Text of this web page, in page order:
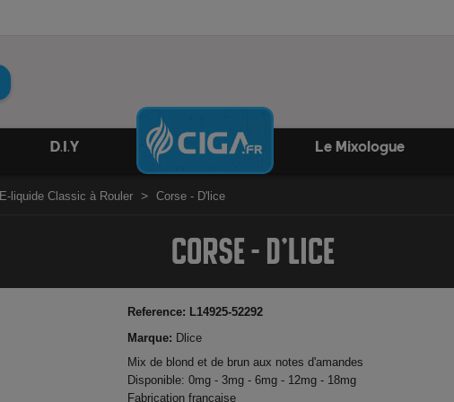
D.I.Y Le Mixologue
E-liquide Classic à Rouler Corse - D'lice
CORSE - D'LICE
Reference: L14925-52292
Marque: Dlice
Mix de blond et de brun aux notes d'amandes
Disponible: 0mg - 3mg - 6mg - 12mg - 18mg
Fabrication française